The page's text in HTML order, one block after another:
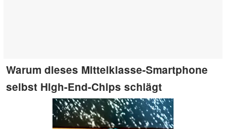
Warum dieses Mittelklasse-Smartphone
selbst High-End-Chips schlägt